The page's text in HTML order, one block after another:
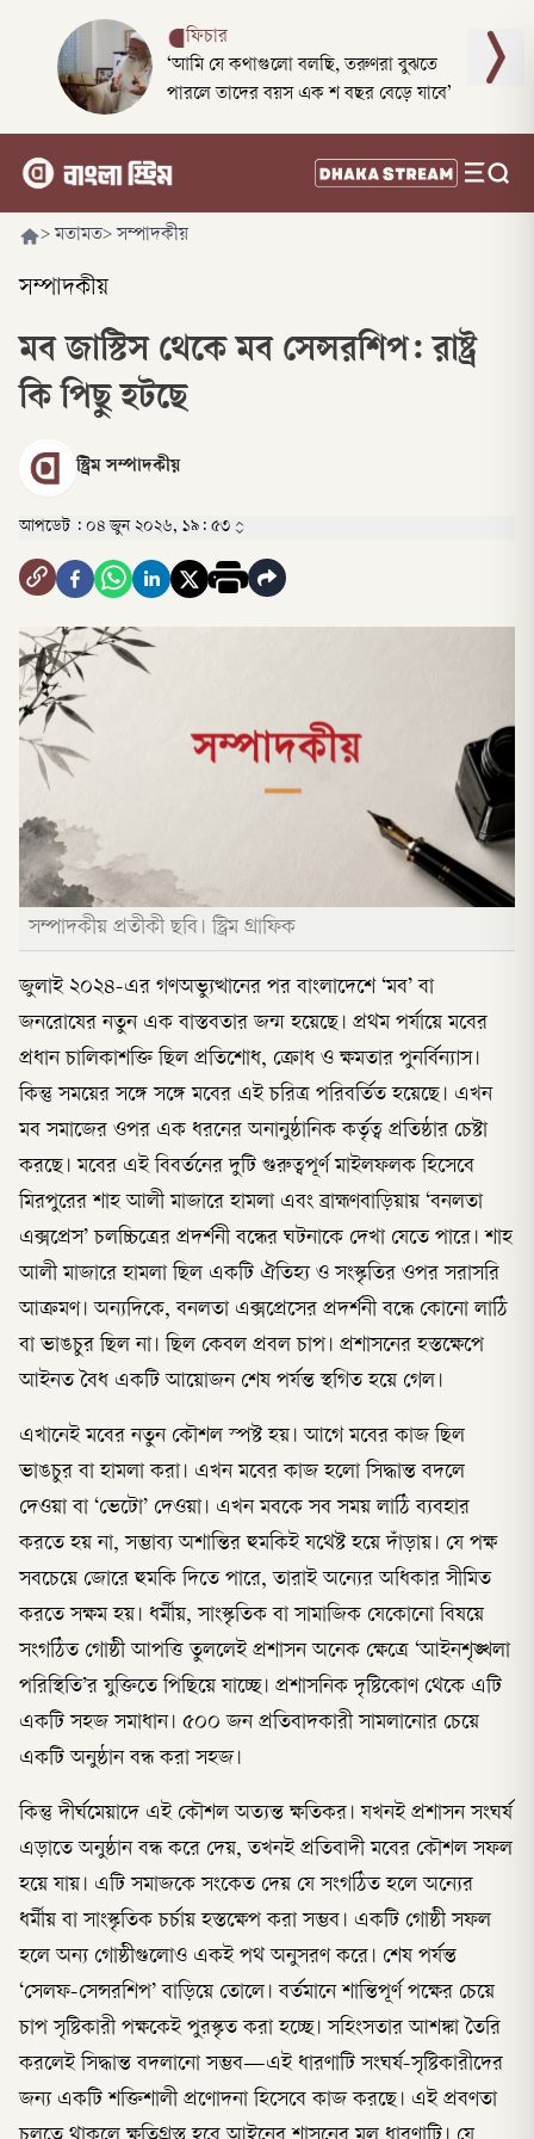
ফিচার
‘আমি যে কথাগুলো বলছি, তরুণরা বুঝতে
পারলে তাদের বয়স এক শ বছর বেড়ে যাবে’
> মতামত> সম্পাদকীয়
সম্পাদকীয়
মব জাস্টিস থেকে মব সেন্সরশিপ: রাষ্ট্র
কি পিছু হটছে
স্ট্রিম সম্পাদকীয়
আপডেট : ০৪ জুন ২০২৬, ১৯: ৫৩
সম্পাদকীয় প্রতীকী ছবি। স্ট্রিম গ্রাফিক
জুলাই ২০২৪-এর গণঅভ্যুত্থানের পর বাংলাদেশে ‘মব’ বা
জনরোষের নতুন এক বাস্তবতার জন্ম হয়েছে। প্রথম পর্যায়ে মবের
প্রধান চালিকাশক্তি ছিল প্রতিশোধ, ক্রোধ ও ক্ষমতার পুনর্বিন্যাস।
কিন্তু সময়ের সঙ্গে সঙ্গে মবের এই চরিত্র পরিবর্তিত হয়েছে। এখন
মব সমাজের ওপর এক ধরনের অনানুষ্ঠানিক কর্তৃত্ব প্রতিষ্ঠার চেষ্টা
করছে। মবের এই বিবর্তনের দুটি গুরুত্বপূর্ণ মাইলফলক হিসেবে
মিরপুরের শাহ আলী মাজারে হামলা এবং ব্রাহ্মণবাড়িয়ায় ‘বনলতা
এক্সপ্রেস’ চলচ্চিত্রের প্রদর্শনী বন্ধের ঘটনাকে দেখা যেতে পারে। শাহ
আলী মাজারে হামলা ছিল একটি ঐতিহ্য ও সংস্কৃতির ওপর সরাসরি
আক্রমণ। অন্যদিকে, বনলতা এক্সপ্রেসের প্রদর্শনী বন্ধে কোনো লাঠি
বা ভাঙচুর ছিল না। ছিল কেবল প্রবল চাপ। প্রশাসনের হস্তক্ষেপে
আইনত বৈধ একটি আয়োজন শেষ পর্যন্ত স্থগিত হয়ে গেল।
এখানেই মবের নতুন কৌশল স্পষ্ট হয়। আগে মবের কাজ ছিল
ভাঙচুর বা হামলা করা। এখন মবের কাজ হলো সিদ্ধান্ত বদলে
দেওয়া বা ‘ভেটো’ দেওয়া। এখন মবকে সব সময় লাঠি ব্যবহার
করতে হয় না, সম্ভাব্য অশান্তির হুমকিই যথেষ্ট হয়ে দাঁড়ায়। যে পক্ষ
সবচেয়ে জোরে হুমকি দিতে পারে, তারাই অন্যের অধিকার সীমিত
করতে সক্ষম হয়। ধর্মীয়, সাংস্কৃতিক বা সামাজিক যেকোনো বিষয়ে
সংগঠিত গোষ্ঠী আপত্তি তুললেই প্রশাসন অনেক ক্ষেত্রে ‘আইনশৃঙ্খলা
পরিস্থিতি’র যুক্তিতে পিছিয়ে যাচ্ছে। প্রশাসনিক দৃষ্টিকোণ থেকে এটি
একটি সহজ সমাধান। ৫০০ জন প্রতিবাদকারী সামলানোর চেয়ে
একটি অনুষ্ঠান বন্ধ করা সহজ।
কিন্তু দীর্ঘমেয়াদে এই কৌশল অত্যন্ত ক্ষতিকর। যখনই প্রশাসন সংঘর্ষ
এড়াতে অনুষ্ঠান বন্ধ করে দেয়, তখনই প্রতিবাদী মবের কৌশল সফল
হয়ে যায়। এটি সমাজকে সংকেত দেয় যে সংগঠিত হলে অন্যের
ধর্মীয় বা সাংস্কৃতিক চর্চায় হস্তক্ষেপ করা সম্ভব। একটি গোষ্ঠী সফল
হলে অন্য গোষ্ঠীগুলোও একই পথ অনুসরণ করে। শেষ পর্যন্ত
‘সেলফ-সেন্সরশিপ’ বাড়িয়ে তোলে। বর্তমানে শান্তিপূর্ণ পক্ষের চেয়ে
চাপ সৃষ্টিকারী পক্ষকেই পুরস্কৃত করা হচ্ছে। সহিংসতার আশঙ্কা তৈরি
করলেই সিদ্ধান্ত বদলানো সম্ভব—এই ধারণাটি সংঘর্ষ-সৃষ্টিকারীদের
জন্য একটি শক্তিশালী প্রণোদনা হিসেবে কাজ করছে। এই প্রবণতা